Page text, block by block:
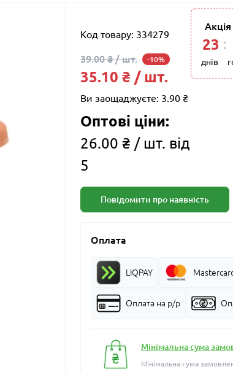
Код товару: 334279
39.00 ₴ / шт. -10%
35.10 ₴ / шт.
Ви заощаджуєте: 3.90 ₴
Оптові ціни:
26.00 ₴ / шт. від
5
23
днів
:
Повідомити про наявність
Оплата
LIQPAY
Оплата на р/р
Мінімальна сума
Мінімальна сума